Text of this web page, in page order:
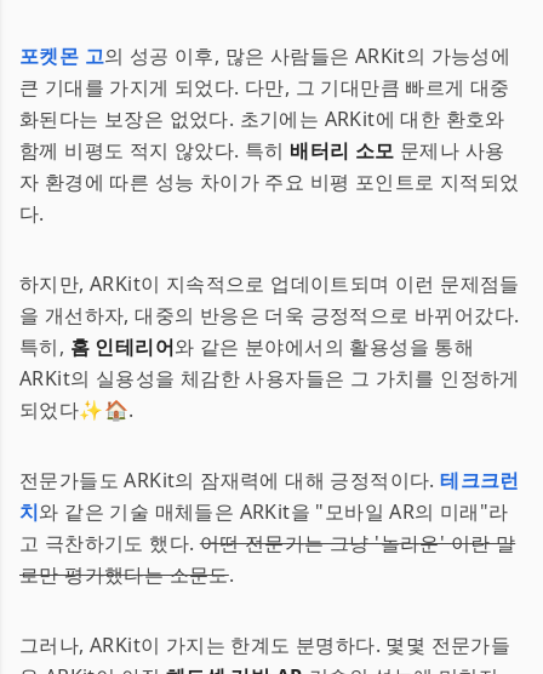
포켓몬 고의 성공 이후, 많은 사람들은 ARKit의 가능성에
큰 기대를 가지게 되었다. 다만, 그 기대만큼 빠르게 대중
화된다는 보장은 없었다. 초기에는 ARKit에 대한 환호와
함께 비평도 적지 않았다. 특히 배터리 소모 문제나 사용
자 환경에 따른 성능 차이가 주요 비평 포인트로 지적되었
다.
하지만, ARKit이 지속적으로 업데이트되며 이런 문제점들
을 개선하자, 대중의 반응은 더욱 긍정적으로 바뀌어갔다.
특히, 홈 인테리어와 같은 분야에서의 활용성을 통해
ARKit의 실용성을 체감한 사용자들은 그 가치를 인정하게
되었다✨🏠.
전문가들도 ARKit의 잠재력에 대해 긍정적이다.테크크런
치와 같은 기술 매체들은 ARKit을 "모바일 AR의 미래"라
고 극찬하기도 했다.어떤 전문가는 그냥 '놀라운' 이란 말
로만 평가했다는 소문도.
그러나, ARKit이 가지는 한계도 분명하다. 몇몇 전문가들